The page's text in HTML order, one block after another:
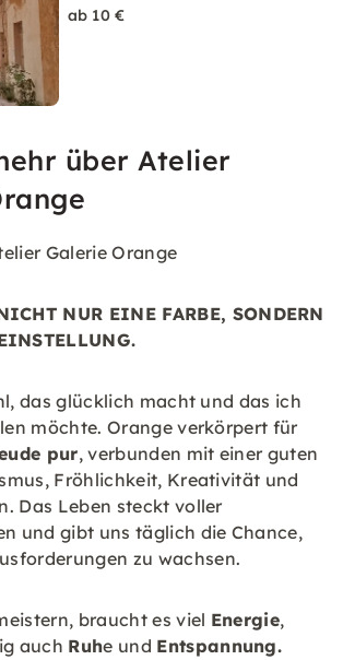
ab 10 €
über Atelier
Galerie Orange
NUR EINE FARBE, SONDERN
das glücklich macht und das ich
möchte. Orange verkörpert für
pur, verbunden mit einer guten
Fröhlichkeit, Kreativität und
Das Leben steckt voller
und gibt uns täglich die Chance,
zu wachsen.
braucht es viel Energie,
auch Ruhe und Entspannung.